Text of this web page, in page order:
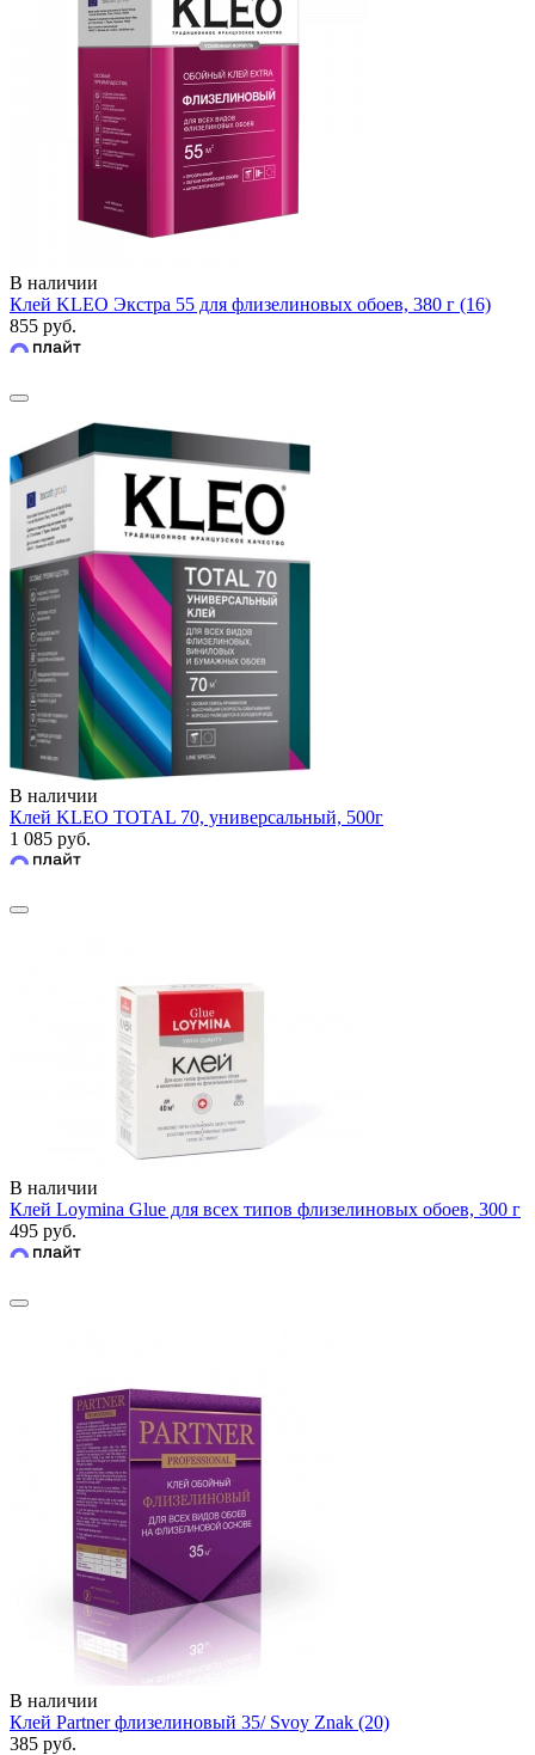
В наличии
Клей KLEO Экстра 55 для флизелиновых обоев, 380 г (16)
855 руб.
В наличии
Клей KLEO TOTAL 70, универсальный, 500г
1 085 руб.
В наличии
Клей Loymina Glue для всех типов флизелиновых обоев, 300 г
495 руб.
В наличии
Клей Partner флизелиновый 35/ Svoy Znak (20)
385 руб.